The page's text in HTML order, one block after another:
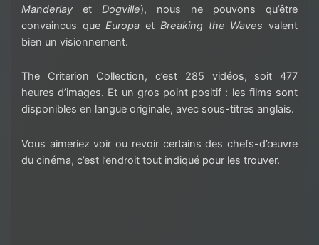
Manderlay et Dogville), nous ne pouvons qu’être
convaincus queEuropa et Breaking the Waves valent
bien un visionnement.
The Criterion Collection, c’est 285 vidéos, soit 477
heures d’images. Et un gros point positif : les films sont
disponibles en langue originale, avec sous-titres anglais.
Vous aimeriez voir ou revoir certains des chefs-d’œuvre
du cinéma, c’est l’endroit tout indiqué pour les trouver.